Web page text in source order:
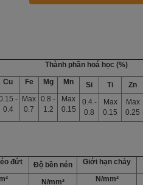
Thành phần hoá học (%)
Cu Fe Mg Mn Si Ti Zn
-
0.4
Max
0.7
0.8 -
1.2
Max
0.15
0.4 -
0.8
Max
0.15
Max
0.25
đứt Độ bền nén Giới hạn chảy
N/mm² N/mm²